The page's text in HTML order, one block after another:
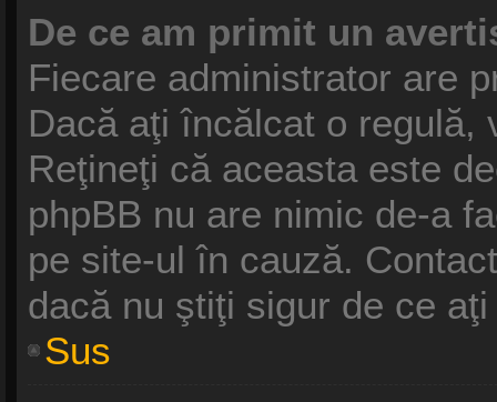
De ce am primit un
Fiecare administrator are
Dacă aţi încălcat o regulă,
Reţineţi că aceasta este
phpBB nu are nimic de-a
pe site-ul în cauză.
dacă nu ştiţi sigur de ce
Sus